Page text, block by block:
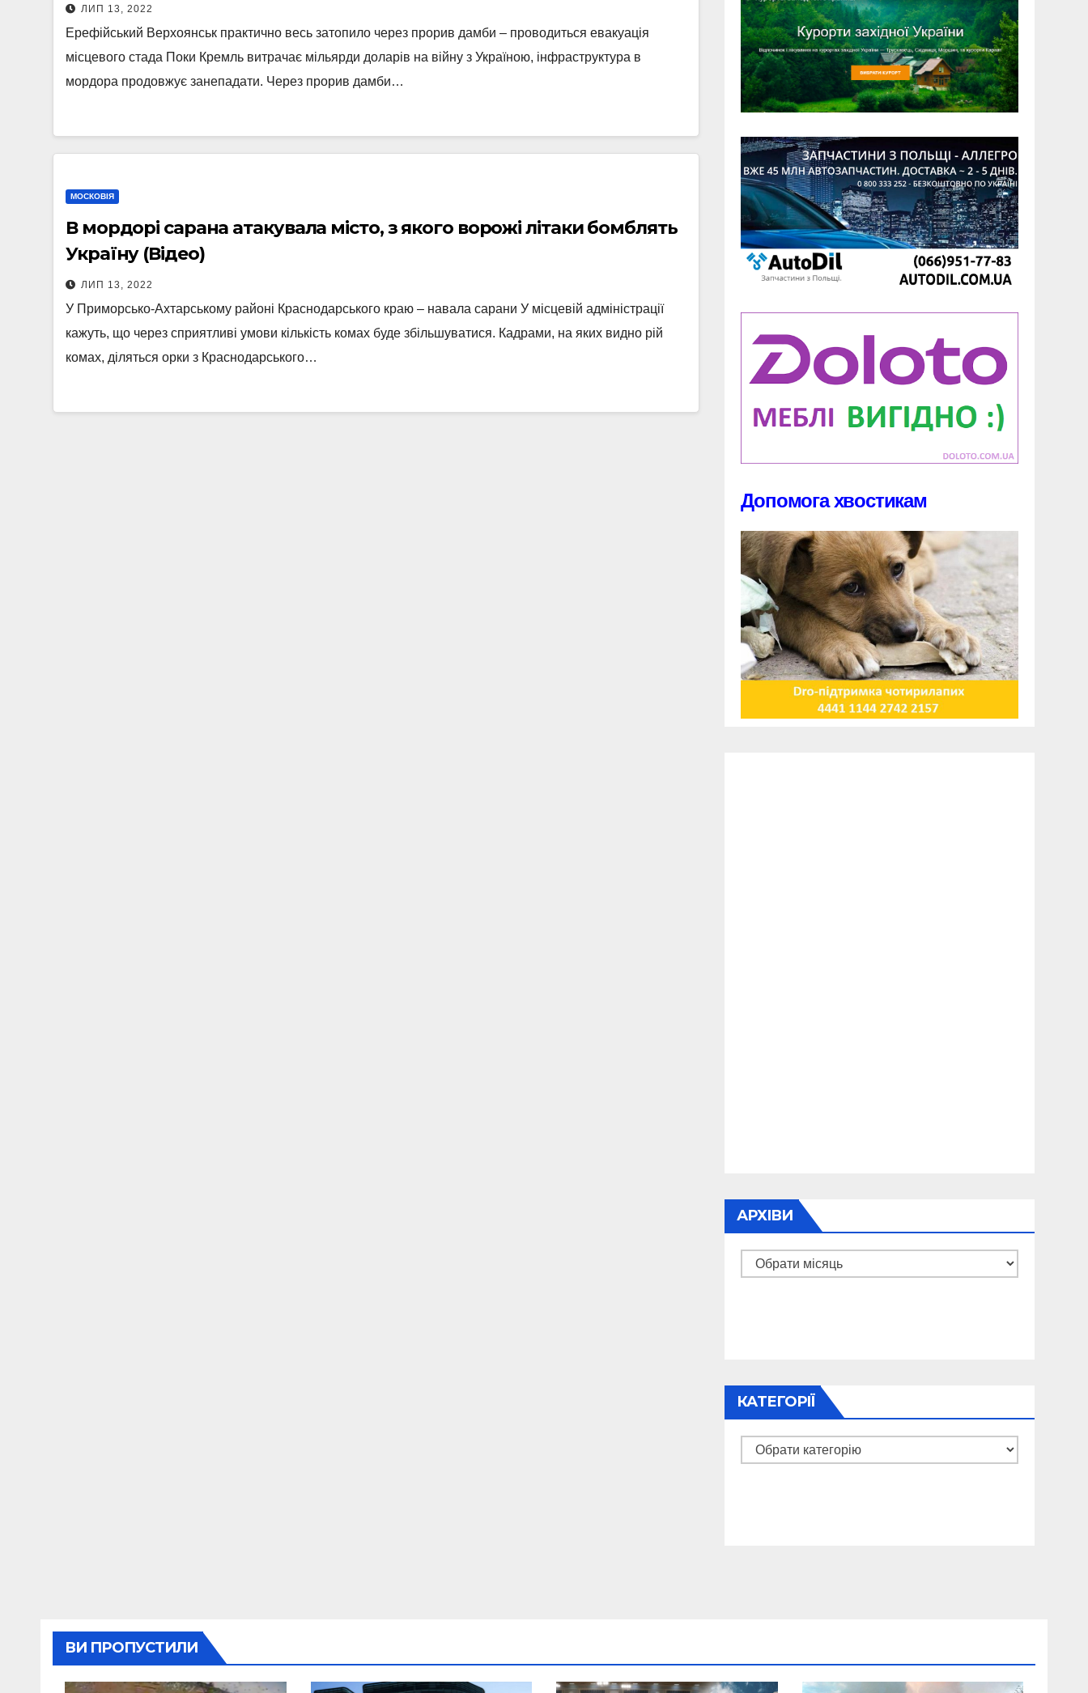
ЛИП 13, 2022
Ерефійський Верхоянськ практично весь затопило через прорив дамби – проводиться евакуація
місцевого стада Поки Кремль витрачає мільярди доларів на війну з Україною, інфраструктура в
мордора продовжує занепадати. Через прорив дамби…
МОСКОВІЯ
В мордорі сарана атакувала місто, з якого ворожі літаки бомблять
Україну (Відео)
ЛИП 13, 2022
У Приморсько-Ахтарському районі Краснодарського краю – навала сарани У місцевій адміністрації
кажуть, що через сприятливі умови кількість комах буде збільшуватися. Кадрами, на яких видно рій
комах, діляться орки з Краснодарського…
Допомога хвостикам
АРХІВИ
Архіви
КАТЕГОРІЇ
Категорії
ВИ ПРОПУСТИЛИ